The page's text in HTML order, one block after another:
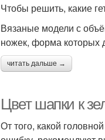
Чтобы решить, какие
Вязаные модели с
ножек, форма которых
читать дальше →
Цвет шапки к
От того, какой